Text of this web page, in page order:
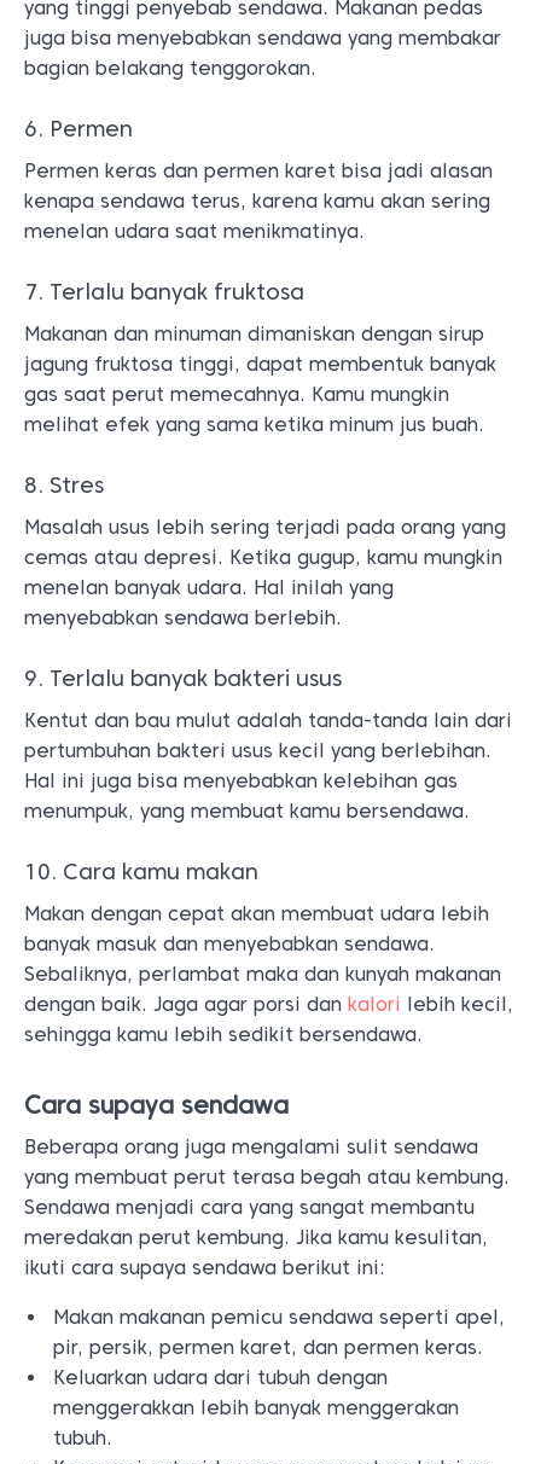
yang tinggi penyebab sendawa. Makanan pedas
juga bisa menyebabkan sendawa yang membakar
bagian belakang tenggorokan.
6. Permen
Permen keras dan permen karet bisa jadi alasan
kenapa sendawa terus, karena kamu akan sering
menelan udara saat menikmatinya.
7. Terlalu banyak fruktosa
Makanan dan minuman dimaniskan dengan sirup
jagung fruktosa tinggi, dapat membentuk banyak
gas saat perut memecahnya. Kamu mungkin
melihat efek yang sama ketika minum jus buah.
8. Stres
Masalah usus lebih sering terjadi pada orang yang
cemas atau depresi. Ketika gugup, kamu mungkin
menelan banyak udara. Hal inilah yang
menyebabkan sendawa berlebih.
9. Terlalu banyak bakteri usus
Kentut dan bau mulut adalah tanda-tanda lain dari
pertumbuhan bakteri usus kecil yang berlebihan.
Hal ini juga bisa menyebabkan kelebihan gas
menumpuk, yang membuat kamu bersendawa.
10. Cara kamu makan
Makan dengan cepat akan membuat udara lebih
banyak masuk dan menyebabkan sendawa.
Sebaliknya, perlambat maka dan kunyah makanan
dengan baik. Jaga agar porsi dan kalori lebih kecil,
sehingga kamu lebih sedikit bersendawa.
Cara supaya sendawa
Beberapa orang juga mengalami sulit sendawa
yang membuat perut terasa begah atau kembung.
Sendawa menjadi cara yang sangat membantu
meredakan perut kembung. Jika kamu kesulitan,
ikuti cara supaya sendawa berikut ini:
Makan makanan pemicu sendawa seperti apel,
pir, persik, permen karet, dan permen keras.
Keluarkan udara dari tubuh dengan
menggerakkan lebih banyak menggerakan
tubuh.